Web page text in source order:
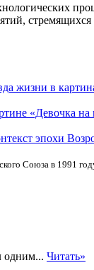
жизни в
«Девочка
эпохи
Союза в 1991
одним... Читать»